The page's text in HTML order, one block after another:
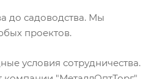
до садоводства. Мы
проектов.
условия сотрудничества.